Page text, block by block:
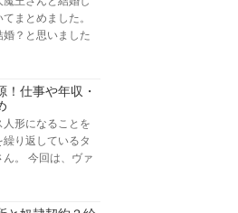
まとめました。
婚？と思いました
！仕事や年収・
形になることを
り返しているタ
ん。 今回は、ヴァ